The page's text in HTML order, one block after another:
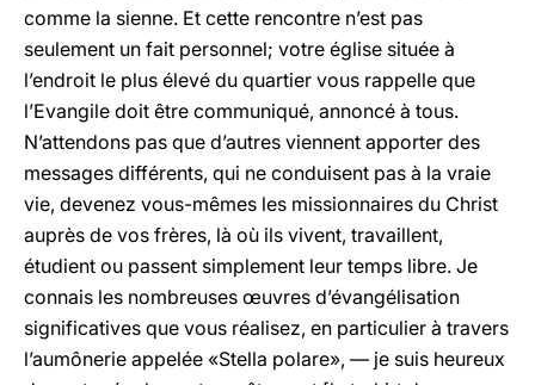
comme la sienne. Et cette rencontre n’est pas
seulement un fait personnel; votre église située à
l’endroit le plus élevé du quartier vous rappelle que
l’Evangile doit être communiqué, annoncé à tous.
N’attendons pas que d’autres viennent apporter des
messages différents, qui ne conduisent pas à la vraie
vie, devenez vous-mêmes les missionnaires du Christ
auprès de vos frères, là où ils vivent, travaillent,
étudient ou passent simplement leur temps libre. Je
connais les nombreuses œuvres d’évangélisation
significatives que vous réalisez, en particulier à travers
l’aumônerie appelée «Stella polare», — je suis heureux